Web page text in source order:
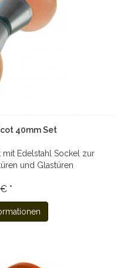
40mm Set
Edelstahl Sockel zur
und Glastüren
*